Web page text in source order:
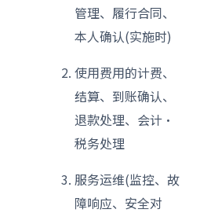
管理、履行合同、
本人确认(实施时)
使用费用的计费、
结算、到账确认、
退款处理、会计·
税务处理
服务运维(监控、故
障响应、安全对